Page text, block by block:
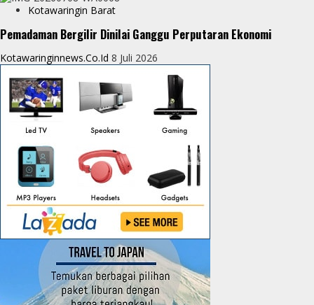
Kotawaringin Barat
Pemadaman Bergilir Dinilai Ganggu Perputaran Ekonomi
Kotawaringinnews.co.id 8 Juli 2026